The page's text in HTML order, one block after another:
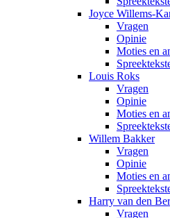
Joyce Willems-
Vragen
Opinie
Moties en
Louis Roks
Vragen
Opinie
Moties en
Willem Bakker
Vragen
Opinie
Moties en
Harry van den
Vragen